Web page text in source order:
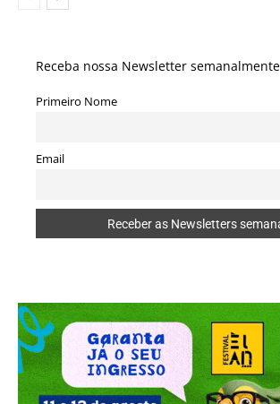
Receba nossa Newsletter semanalmente
Primeiro Nome
Email